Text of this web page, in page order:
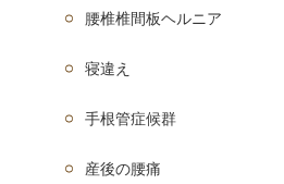
腰椎椎間板ヘルニア
寝違え
手根管症候群
産後の腰痛